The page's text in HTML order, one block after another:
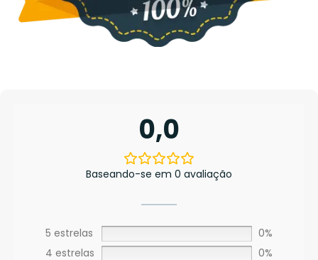
0,0
Baseando-se em 0 avaliação
5 estrelas
0%
4 estrelas
0%